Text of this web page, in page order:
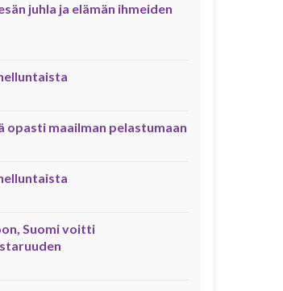
juhla ja elämän ihmeiden
opasti maailman pelastumaan
Suomi voitti